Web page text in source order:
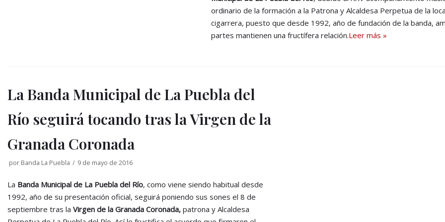
ordinario de la formación a la Patrona y Alcaldesa Perpetua de la
cigarrera, puesto que desde 1992, año de fundación de la banda,
partes mantienen una fructífera relación.Leer más »
La Banda Municipal de La Puebla del
Río seguirá tocando tras la Virgen de la
Granada Coronada
por Banda La Puebla 9 de mayo de 2016
La Banda Municipal de La Puebla del Río, como viene siendo habitual desde
1992, año de su presentación oficial, seguirá poniendo sus sones el 8 de
septiembre tras la Virgen de la Granada Coronada, patrona y Alcaldesa